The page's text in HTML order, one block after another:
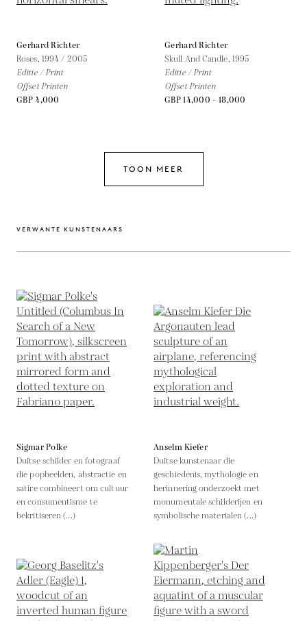
Gerhard Richter
Roses, 1994 / 2005
Editie / Print
Offset Printen
GBP 4,000
Gerhard Richter
Skull And Candle, 1995
Editie / Print
Offset Printen
GBP 14,000 - 18,000
TOON MEER
VERWANTE KUNSTENAARS
Sigmar Polke
Duitse schilder en fotograaf
die popbeelden, abstractie en
satire combineert om cultuur
en consumentisme te
bekritiseren (...)
Anselm Kiefer
Duitse kunstenaar die
geschiedenis, mythologie en
herinnering onderzoekt met
monumentale schilderijen en
symbolische materialen (...)